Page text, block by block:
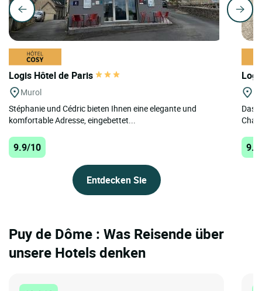
Logis Hôtel de Paris
Murol
Stéphanie und Cédric bieten Ihnen eine elegante und
komfortable Adresse, eingebettet...
9.9/10
Entdecken Sie
Das
Puy de Dôme : Was Reisende über
unsere Hotels denken